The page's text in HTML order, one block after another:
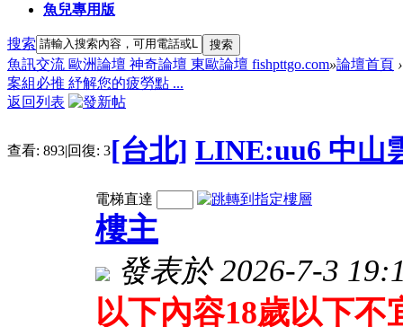
魚兒專用版
搜索 搜索
魚訊交流 歐洲論壇 神奇論壇 東歐論壇 fishpttgo.com»論壇首頁 ›
案組必推 紓解您的疲勞點 ...
返回列表
查看: 893|回復: 3[台北] LINE:uu6 中山
電梯直達
樓主
發表於 2026-7-3
以下內容18歲以下